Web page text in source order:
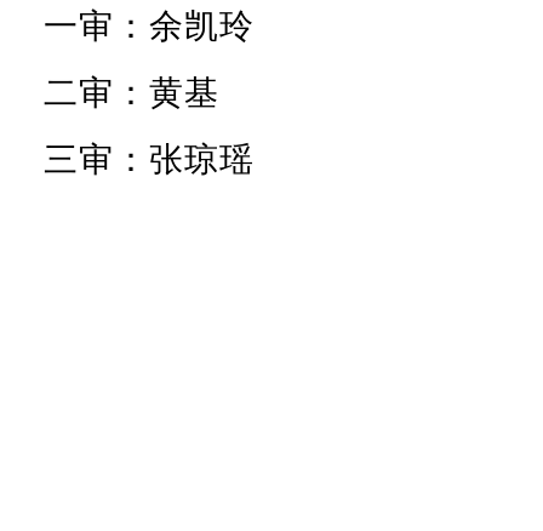
一审：余凯玲
二审：黄基
三审：张琼瑶